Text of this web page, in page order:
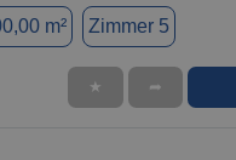
m² Zimmer 5
★ ➦